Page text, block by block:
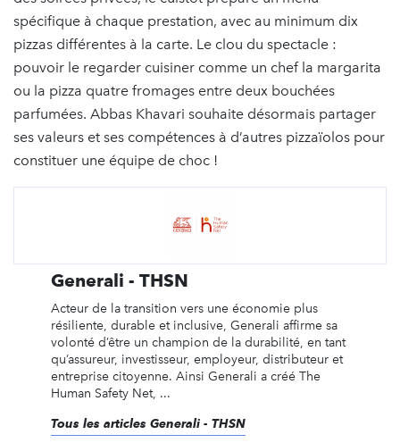
spécifique à chaque prestation, avec au minimum dix
pizzas différentes à la carte. Le clou du spectacle :
pouvoir le regarder cuisiner comme un chef la margarita
ou la pizza quatre fromages entre deux bouchées
parfumées. Abbas Khavari souhaite désormais partager
ses valeurs et ses compétences à d’autres pizzaïolos pour
constituer une équipe de choc !
Generali - THSN
Acteur de la transition vers une économie plus
résiliente, durable et inclusive, Generali affirme sa
volonté d’être un champion de la durabilité, en tant
qu’assureur, investisseur, employeur, distributeur et
entreprise citoyenne. Ainsi Generali a créé The
Human Safety Net, ...
Tous les articles Generali - THSN